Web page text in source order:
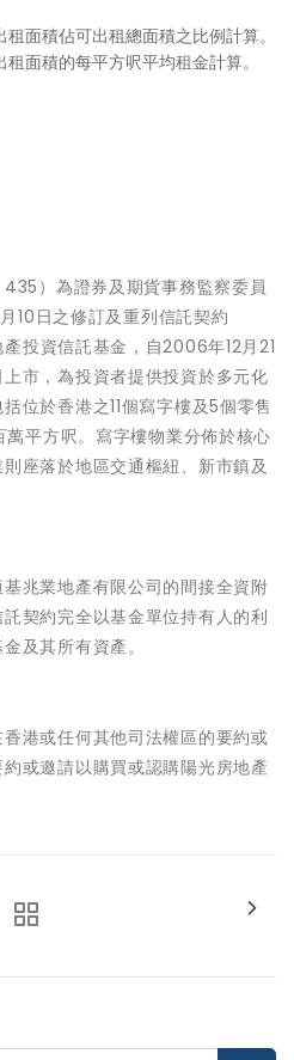
面積佔可出租總面積之比例計算。
面積的每平方呎平均租金計算。
）為證券及期貨事務監察委員
10日之修訂及重列信託契約
產投資信託基金，自2006年12月21
市，為投資者提供投資於多元化
位於香港之11個寫字樓及5個零售
平方呎。寫字樓物業分佈於核心
座落於地區交通樞紐、新市鎮及
兆業地產有限公司的間接全資附
契約完全以基金單位持有人的利
及其所有資產。
港或任何其他司法權區的要約或
或邀請以購買或認購陽光房地產